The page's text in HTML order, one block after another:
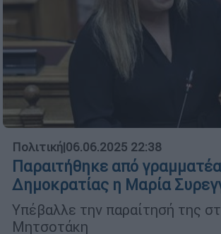
Πολιτική|06.06.2025 22:38
Παραιτήθηκε από
Δημοκρατίας η Μαρία
Υπέβαλλε την παραίτησή της
Μητσοτάκη